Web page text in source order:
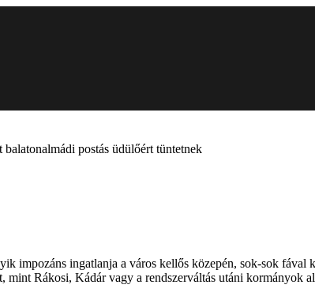
postás üdülőért tüntetnek
impozáns ingatlanja a város kellős közepén, sok-sok
mint Rákosi, Kádár vagy a rendszerváltás utáni kormányok